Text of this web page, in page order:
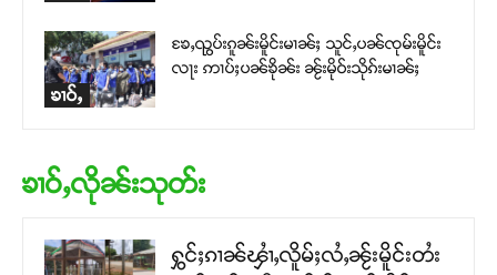
ၶၢဝ်ႇ
ၶႄႇၺွပ်းၵူၼ်းမိူင်းမၢၼ်ႈ သူင်ႇပၼ်ၸုမ်းမိူင်း
လႃး ဢၢပ်ႈပၼ်ၶိုၼ်း ၼႂ်းမိုဝ်းသိုၵ်းမၢၼ်ႈ
ၶၢဝ်ႇလိုၼ်းသုတ်း
ႁွင်ႈၵၢၼ်ၾၢႆႇလိူမ်ႈလႆႇၼႂ်းမိူင်းတႆး